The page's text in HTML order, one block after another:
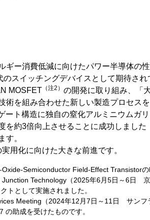
ー消費低減に向けたパワー半導体の
スイッチングデバイスとして期待され
MOSFET （注2） の開発に取り組み、「
術を組み合わせた新しい製造プロセス
ート構造に独自の窒化アルミニウムガ
を約3倍向上させることに成功しました
す。
用化に向けた大きな前進です。
Semiconductor Field-Effect Transistor
Technology（2025年6月5日～6日
トとして実施されました。
Meeting（2024年12月7日～11日 サン
助成を受けたものです。